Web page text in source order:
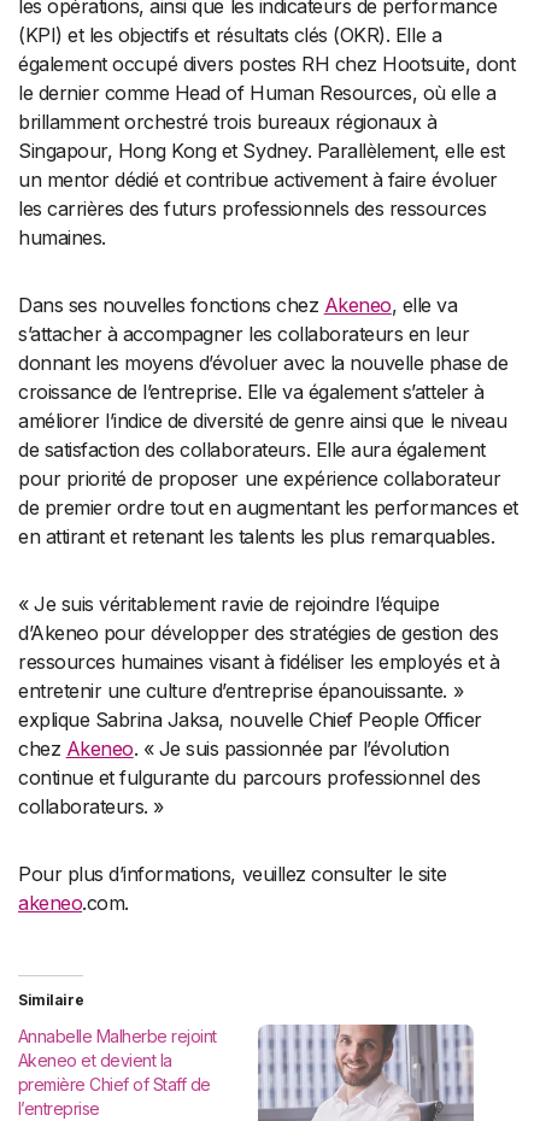
les opérations, ainsi que les indicateurs de performance
(KPI) et les objectifs et résultats clés (OKR). Elle a
également occupé divers postes RH chez Hootsuite, dont
le dernier comme Head of Human Resources, où elle a
brillamment orchestré trois bureaux régionaux à
Singapour, Hong Kong et Sydney. Parallèlement, elle est
un mentor dédié et contribue activement à faire évoluer
les carrières des futurs professionnels des ressources
humaines.
Dans ses nouvelles fonctions chez Akeneo, elle va
s’attacher à accompagner les collaborateurs en leur
donnant les moyens d’évoluer avec la nouvelle phase de
croissance de l’entreprise. Elle va également s’atteler à
améliorer l’indice de diversité de genre ainsi que le niveau
de satisfaction des collaborateurs. Elle aura également
pour priorité de proposer une expérience collaborateur
de premier ordre tout en augmentant les performances et
en attirant et retenant les talents les plus remarquables.
« Je suis véritablement ravie de rejoindre l’équipe
d’Akeneo pour développer des stratégies de gestion des
ressources humaines visant à fidéliser les employés et à
entretenir une culture d’entreprise épanouissante. »
explique Sabrina Jaksa, nouvelle Chief People Officer
chez Akeneo. « Je suis passionnée par l’évolution
continue et fulgurante du parcours professionnel des
collaborateurs. »
Pour plus d’informations, veuillez consulter le site
akeneo.com.
Similaire
Annabelle Malherbe rejoint
Akeneo et devient la
première Chief of Staff de
l’entreprise